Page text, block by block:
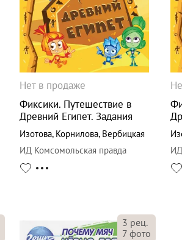
Нет в продаже
Фиксики. Путешествие в
Древний Египет. Задания
Изотова, Корнилова, Вербицкая
ИД Комсомольская правда
3 рец.
7 фото